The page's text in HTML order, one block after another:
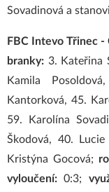
Sovadinová a
FBC Intevo Třinec -
branky: 3. Kateřina
Kamila
Kantorková, 45.
59. Karolína
Škodová, 40.
Kristýna Gocová;
vyloučení:0:3;